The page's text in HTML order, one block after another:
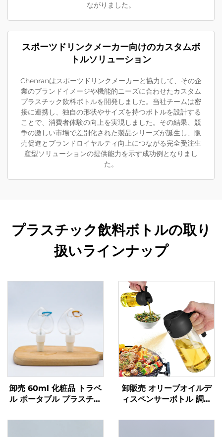
ながりました。
スポーツドリンクメーカー向けのカスタムボ
トルソリューション
Chenranはスポーツドリンクメーカーと協力して、その企
業のブランドイメージや機能的ニーズに合わせたカスタム
プラスチック飲料ボトルを開発しました。当社チームは密
接に連携し、独自の形状やサイズを持つボトルを設計する
ことで、消費者体験の向上を実現しました。その結果、競
争の激しい市場で差別化された製品シリーズが誕生し、販
売促進とブランドロイヤルティ向上につながる完全受注生
産型ソリューションの提供能力を示す成功例となりまし
た。
プラスチック飲料ボトルの取り
扱いラインナップ
卸売 60ml 化粧品 トラベ
ル ポータブル プラスチッ
クル可能なボトル 液体充
卸販売 オリーブオイルデ
ィスペンサーボトル 調理
ガラス製オイルスプレーボ